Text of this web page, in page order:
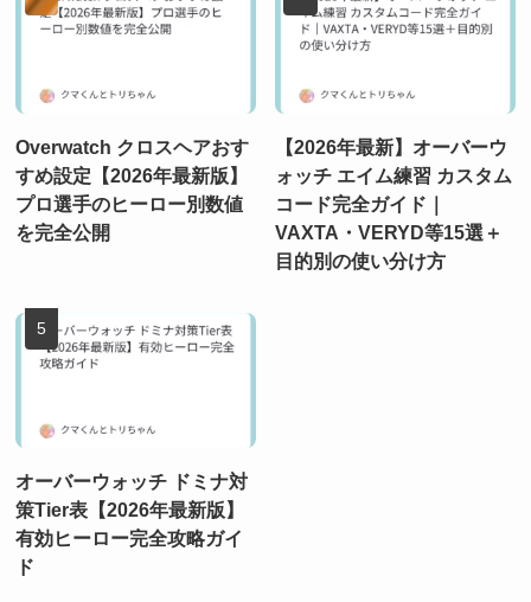
Overwatch クロスヘアおす
すめ設定【2026年最新版】
プロ選手のヒーロー別数値
を完全公開
【2026年最新】オーバーウ
ォッチ エイム練習 カスタム
コード完全ガイド｜
VAXTA・VERYD等15選＋
目的別の使い分け方
オーバーウォッチ ドミナ対
策Tier表【2026年最新版】
有効ヒーロー完全攻略ガイ
ド